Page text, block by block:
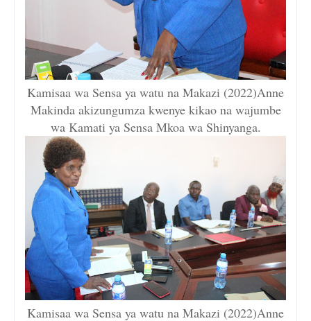
Kamisaa wa Sensa ya watu na Makazi (2022)Anne
Makinda akizungumza kwenye kikao na wajumbe
wa Kamati ya Sensa Mkoa wa Shinyanga.
Kamisaa wa Sensa ya watu na Makazi (2022)Anne